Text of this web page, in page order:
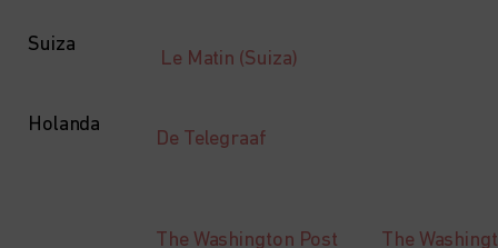
Suiza
Le Matin (Suiza)
Holanda
De Telegraaf
The Washington Post The